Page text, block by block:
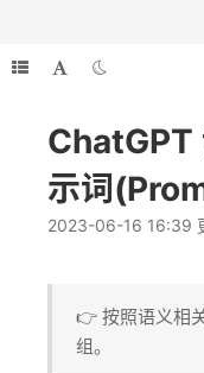
ChatGPT
示词
2023-06-16 16:39
👉 按照语义相
组。